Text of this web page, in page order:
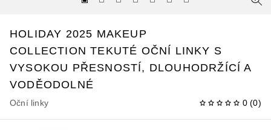
HOLIDAY 2025 MAKEUP
COLLECTION TEKUTÉ OČNÍ LINKY S
VYSOKOU PŘESNOSTÍ, DLOUHODRŽÍCÍ A
VODĚODOLNÉ
Oční linky 0 (0)